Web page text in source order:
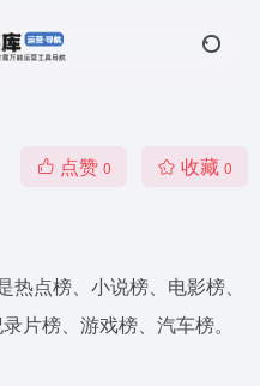
点赞 0 收藏 0
点榜、小说榜、电影榜、
片榜、游戏榜、汽车榜。